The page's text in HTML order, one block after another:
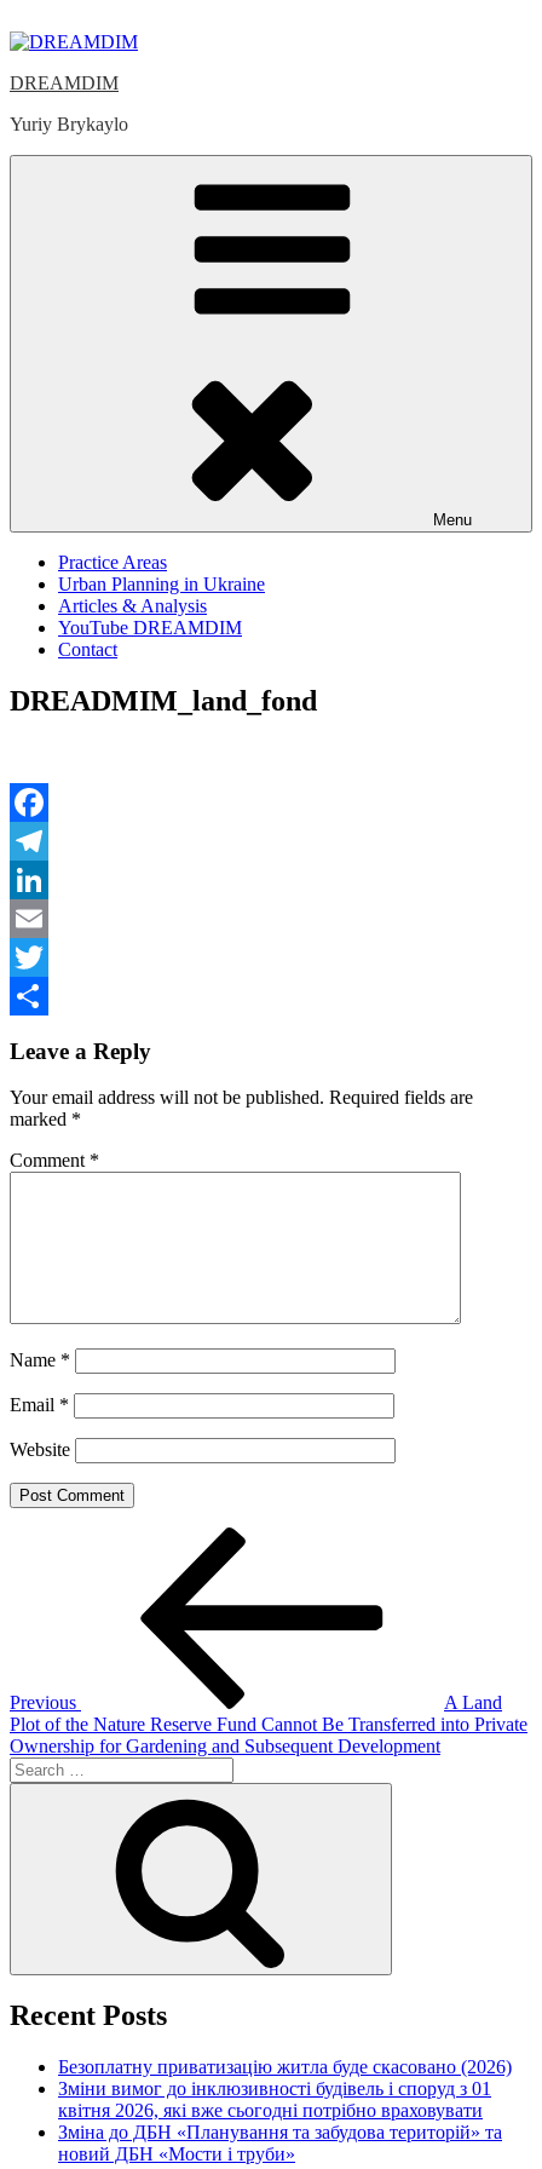
to
DREAMDIM
Yuriy Brykaylo
Menu
Practice Areas
Urban Planning in Ukraine
Articles & Analysis
YouTube DREAMDIM
Contact
DREADMIM_land_fond
Facebook
Telegram
LinkedIn
Email
Twitter
Leave a Reply
Your email address will not be published. Required fields are
marked *
Comment *
Name *
Email *
Website
Previous
A Land
Plot of the Nature Reserve Fund Cannot Be Transferred into Private
Ownership for Gardening and Subsequent Development
Search
for:
Recent Posts
Безоплатну приватизацію житла буде скасовано (2026)
Зміни вимог до інклюзивності будівель і споруд з 01
квітня 2026, які вже сьогодні потрібно враховувати
Зміна до ДБН «Планування та забудова територій» та
новий ДБН «Мости і труби»